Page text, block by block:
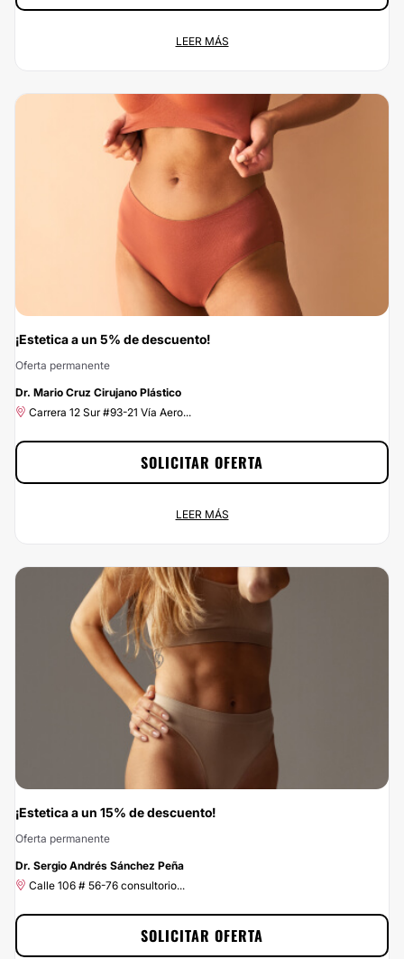
Contrata a través de Clinicasesteticas.com.co y aprovecha en exclusiva de un
20% de descuento. ¡No puedes desaprovechar esta oportunidad! Haz clic en
Solicitar Promoción y envía tus datos para beneficiarte del 20% de
descuento. ¿A qué estás esperando? ¡Contáctanos ya!
LEER MÁS
-5%
¡Estetica a un 5% de descuento!
Oferta permanente
Dr. Mario Cruz Cirujano Plástico
Carrera 12 Sur #93-21 Vía Aero...
No dejes escapar esta oportunidad: con Clinicasesteticas.com.co vas a
ahorrar el 5% si te pones en las manos de Doctor Mario Cruz Cirujano
Plástico.. Si estás buscando el mejor precio para un servicio de calidad, ¡has
encontrado la mejor opción! Porque en Clinicasesteticas.com.co, no queremos
que el precio sea el problema.
SOLICITAR OFERTA
LEER MÁS
-15%
¡Estetica a un 15% de descuento!
Oferta permanente
Dr. Sergio Andrés Sánchez Peña
Calle 106 # 56-76 consultorio...
SOLICITAR OFERTA